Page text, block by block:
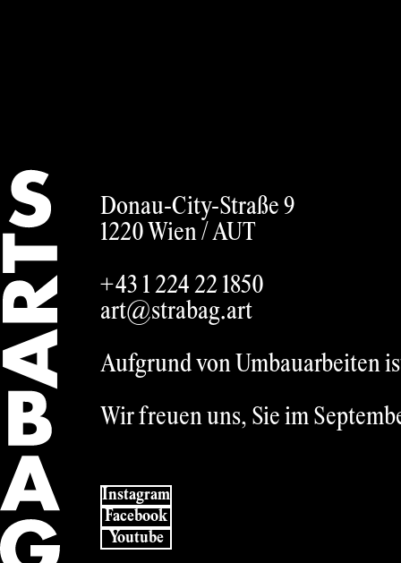
German
Donau-City-Straße 9
1220 Wien /AUT
+43 1 224 22 1850
art@strabag.art
Aufgrund von Umbauarbeiten
Wir freuen uns, Sie im
Instagram
Facebook
Youtube